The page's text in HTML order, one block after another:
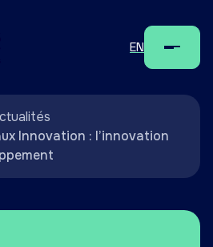
EN Menu
Innovation : l’innovation